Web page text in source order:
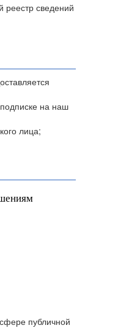
сведений
на наш
лица;
публичной